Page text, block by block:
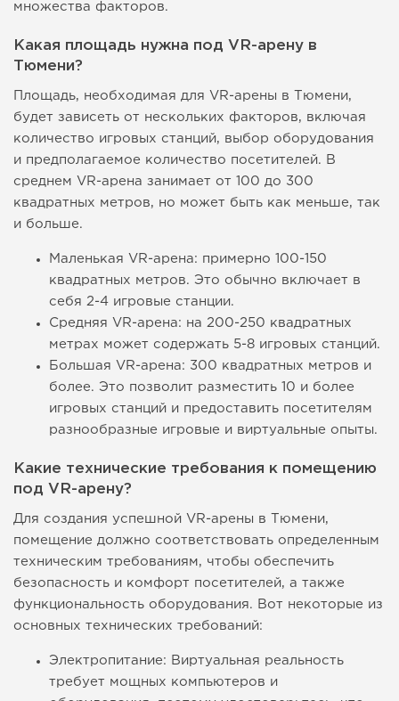
множества факторов.
Какая площадь нужна под VR-арену в
Тюмени?
Площадь, необходимая для VR-арены в Тюмени,
будет зависеть от нескольких факторов, включая
количество игровых станций, выбор оборудования
и предполагаемое количество посетителей. В
среднем VR-арена занимает от 100 до 300
квадратных метров, но может быть как меньше, так
и больше.
Маленькая VR-арена: примерно 100-150
квадратных метров. Это обычно включает в
себя 2-4 игровые станции.
Средняя VR-арена: на 200-250 квадратных
метрах может содержать 5-8 игровых станций.
Большая VR-арена: 300 квадратных метров и
более. Это позволит разместить 10 и более
игровых станций и предоставить посетителям
разнообразные игровые и виртуальные опыты.
Какие технические требования к помещению
под VR-арену?
Для создания успешной VR-арены в Тюмени,
помещение должно соответствовать определенным
техническим требованиям, чтобы обеспечить
безопасность и комфорт посетителей, а также
функциональность оборудования. Вот некоторые из
основных технических требований:
Электропитание: Виртуальная реальность
требует мощных компьютеров и